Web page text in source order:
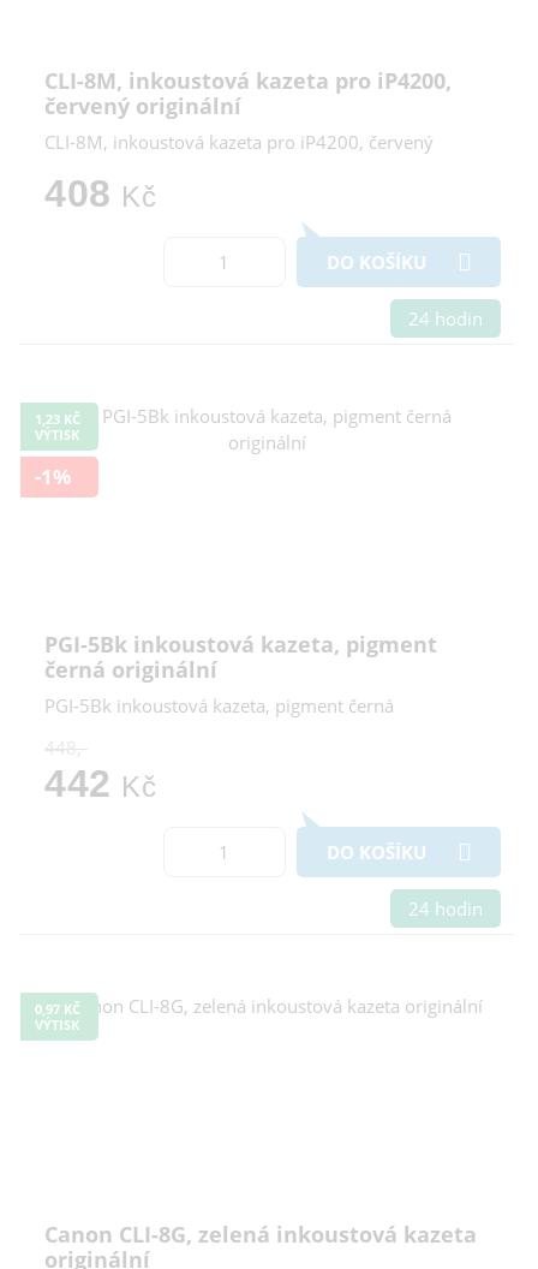
CLI-8M, inkoustová kazeta pro iP4200,
červený originální
CLI-8M, inkoustová kazeta pro iP4200, červený
408 Kč
DO KOŠÍKU
24 hodin
1,23 KČ
VÝTISK
-1%
PGI-5Bk inkoustová kazeta, pigment
černá originální
PGI-5Bk inkoustová kazeta, pigment černá
448,-
442 Kč
DO KOŠÍKU
24 hodin
0,97 KČ
VÝTISK
Canon CLI-8G, zelená inkoustová kazeta
originální